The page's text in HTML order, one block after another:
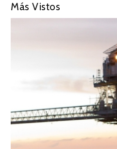
Más Vistos